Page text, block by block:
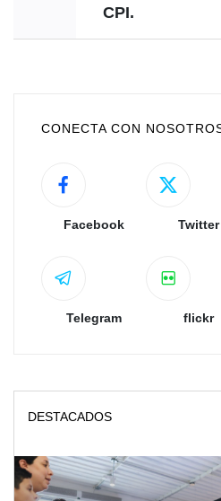
CPI.
CONECTA CON
Facebook Twitter
Telegram flickr
DESTACADOS